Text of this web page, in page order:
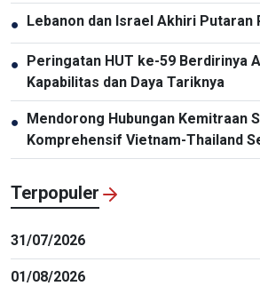
● Lebanon dan Israel Akhiri Putaran
● Peringatan HUT ke-59 Berdirinya
Kapabilitas dan Daya Tariknya
● Mendorong Hubungan Kemitraan
Komprehensif Vietnam-Thailand
dan Efektif
Terpopuler
31/07/2026
01/08/2026